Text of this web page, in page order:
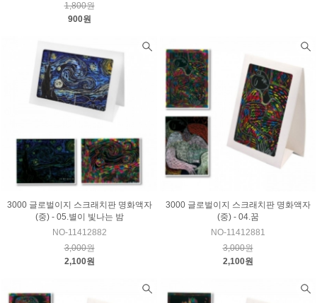
1,800원
900원
3000 글로벌이지 스크래치판 명화액자
(중) - 05.별이 빛나는 밤
NO-11412882
3,000원
2,100원
3000 글로벌이지 스크래치판 명화액자
(중) - 04.꿈
NO-11412881
3,000원
2,100원